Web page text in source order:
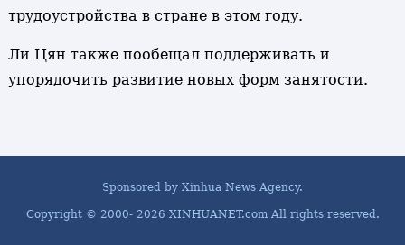
трудоустройства в стране в этом году.
Ли Цян также пообещал поддерживать и
упорядочить развитие новых форм занятости.
Sponsored by Xinhua News Agency.
Copyright © 2000- 2026 XINHUANET.com All rights reserved.